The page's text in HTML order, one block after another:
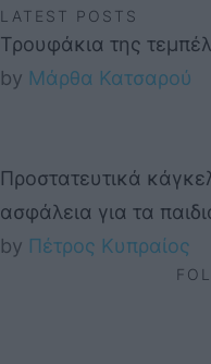
LATEST POSTS
Τρουφάκια της
by Μάρθα Κατσαρού
Προστατευτικά
ασφάλεια για τα
by Πέτρος Κυπραίος